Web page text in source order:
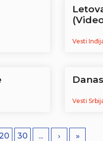
Vesti
Vesti
30 ... › »